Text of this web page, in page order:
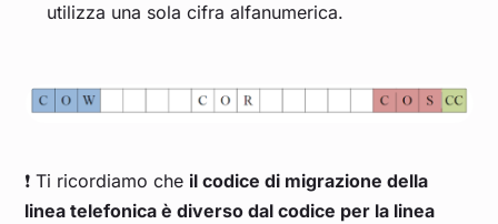
utilizza una sola cifra alfanumerica.
❗ Ti ricordiamo che il codice di migrazione della
linea telefonica è diverso dal codice per la linea